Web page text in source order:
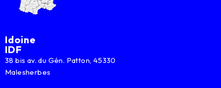
Idoine
IDF
38 bis av. du Gén. Patton, 45330
Malesherbes